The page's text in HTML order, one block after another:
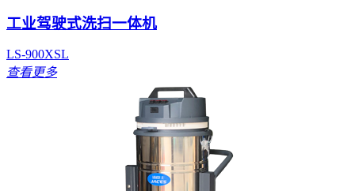
工业驾驶式洗扫一体机
LS-900XSL
查看更多